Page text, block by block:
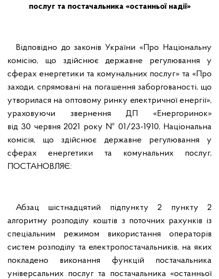
послуг та постачальника «останньої надії»
Відповідно до законів України «Про Національну
комісію, що здійснює державне регулювання у
сферах енергетики та комунальних послуг» та «Про
заходи, спрямовані на погашення заборгованості, що
утворилася на оптовому ринку електричної енергії»,
ураховуючи звернення ДП «Енергоринок»
від 30 червня 2021 року № 01/23-1910, Національна
комісія, що здійснює державне регулювання у
сферах енергетики та комунальних послуг,
ПОСТАНОВЛЯЄ:
Абзац шістнадцятий підпункту 2 пункту 2
алгоритму розподілу коштів з поточних рахунків із
спеціальним режимом використання операторів
систем розподілу та електропостачальників, на яких
покладено виконання функцій постачальника
універсальних послуг та постачальника «останньої